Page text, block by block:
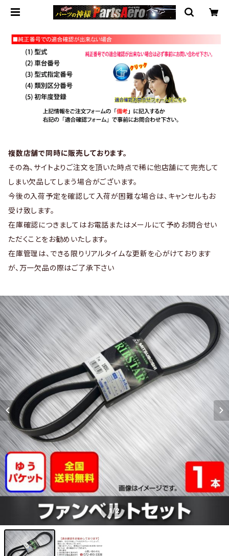
複数店舗で同時に販売しております。
その為、サイトよりご注文を頂いた時点で稀に他店舗にて完売して
しまい欠品してしまう場合がございます。
今後の入荷予定を確認して入荷が困難な場合は、キャンセルもお
受け致します。
在庫確認につきましてはお電話またはメールにて予めお問合せい
ただくことをお勧めいたします。
在庫管理は、できる限りリアルタイムな更新を心がけております
が、万一欠品の際はご了承下さい
1/2